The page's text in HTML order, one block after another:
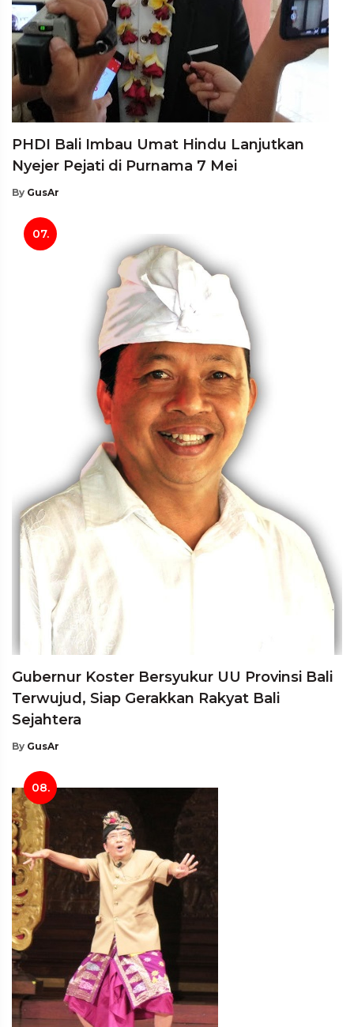
PHDI Bali Imbau Umat Hindu Lanjutkan
Nyejer Pejati di Purnama 7 Mei
By GusAr
07.
Gubernur Koster Bersyukur UU Provinsi Bali
Terwujud, Siap Gerakkan Rakyat Bali
Sejahtera
By GusAr
08.